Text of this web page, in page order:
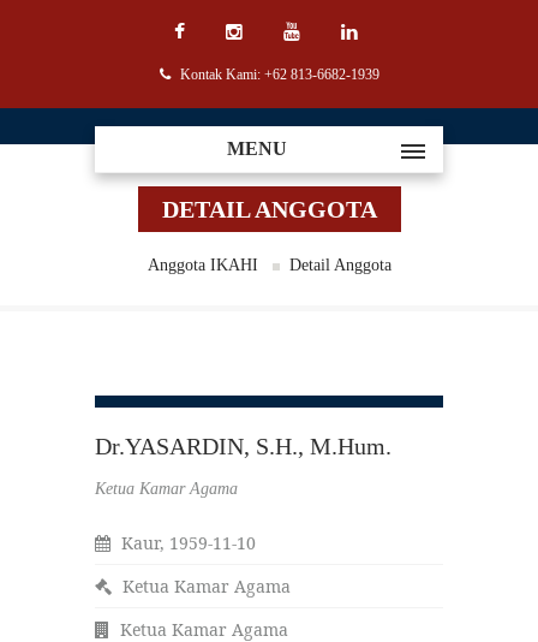
Kontak Kami: +62 813-6682-1939
MENU
DETAIL ANGGOTA
Anggota IKAHI Detail Anggota
Dr.YASARDIN, S.H., M.Hum.
Ketua Kamar Agama
Kaur, 1959-11-10
Ketua Kamar Agama
Ketua Kamar Agama